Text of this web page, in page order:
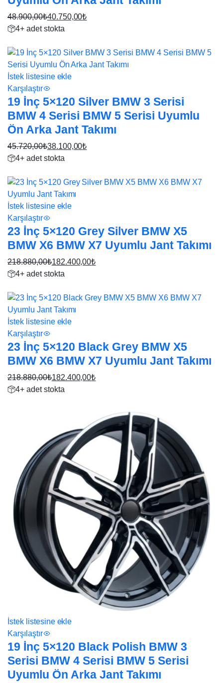
48.900,00₺
Orijinal
48.900,00₺.
40.750,00₺
Şu
fiyat:
40.750,00₺.
4+ adet stokta
İstek listesine ekle
Karşılaştır
19 İnç 5×120 Silver BMW 3 Serisi
BMW 4 Serisi BMW 5 Serisi Uyumlu
Ön Arka Jant Takımı
45.720,00₺
Orijinal
45.720,00₺.
38.100,00₺
Şu
fiyat:
38.100,00₺.
4+ adet stokta
İstek listesine ekle
Karşılaştır
23 İnç 5×120 Grey Silver BMW X5
BMW X6 BMW X7 Uyumlu Jant Takımı
218.880,00₺
Orijinal
218.880,00₺.
182.400,00₺
Şu
fiyat:
182.400,00₺.
4+ adet stokta
İstek listesine ekle
Karşılaştır
23 İnç 5×120 Black Grey BMW X5
BMW X6 BMW X7 Uyumlu Jant Takımı
218.880,00₺
Orijinal
182.400,00₺
Şu4+ adet stokta
İstek listesine ekle
Karşılaştır
19 İnç 5×120 Black Polish BMW 3
Serisi BMW 4 Serisi BMW 5 Serisi
Uyumlu Ön Arka Jant Takımı